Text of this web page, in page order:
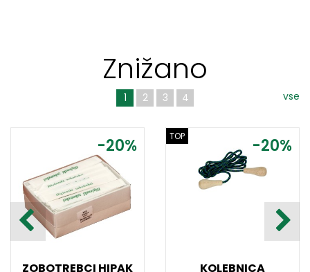
Znižano
vse
1 2 3 4
-20%
ZOBOTREBCI HIPAK
-20%
TOP
KOLEBNICA